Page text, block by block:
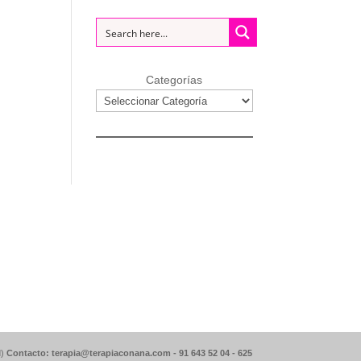
Categorías
Contacto: terapia@terapiaconana.com - 91 643 52 04 - 625